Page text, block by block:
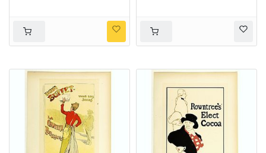
Japanische Herren &
Damen akrobaten.